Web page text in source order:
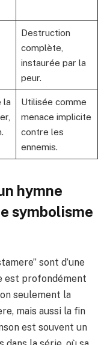
Destruction
complète,
instaurée par la
peur.
la
Utilisée comme
menace implicite
contre les
ennemis.
hymne
symbolisme
sont d’une
est profondément
seulement la
mais aussi la fin
est souvent un